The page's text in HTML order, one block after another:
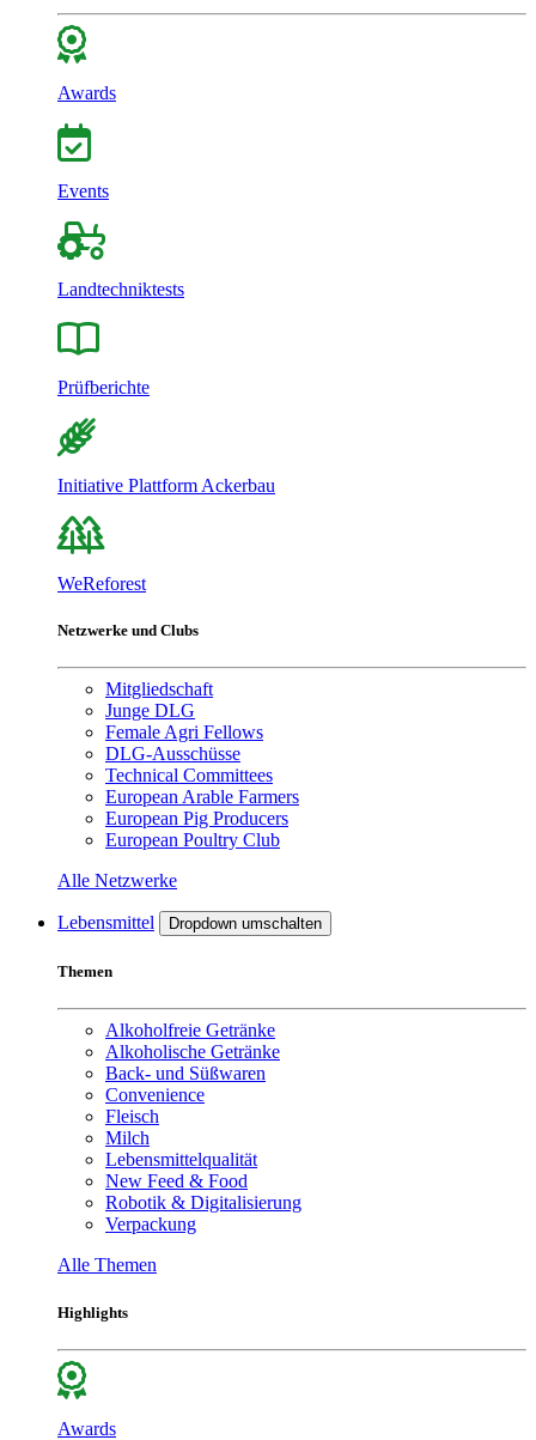
Awards
Events
Landtechniktests
Prüfberichte
Initiative Plattform Ackerbau
WeReforest
Netzwerke und Clubs
Mitgliedschaft
Junge DLG
Female Agri Fellows
DLG-Ausschüsse
Technical Committees
European Arable Farmers
European Pig Producers
European Poultry Club
Alle Netzwerke
Lebensmittel Dropdown umschalten
Themen
Alkoholfreie Getränke
Alkoholische Getränke
Back- und Süßwaren
Convenience
Fleisch
Milch
Lebensmittelqualität
New Feed & Food
Robotik & Digitalisierung
Verpackung
Alle Themen
Highlights
Awards